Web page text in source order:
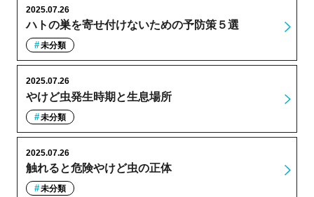
ハトの巣を寄せ付けないための予防策５選
2025.07.26
未分類
やけど虫発生時期と生息場所
2025.07.26
未分類
触れると危険やけど虫の正体
2025.07.26
未分類